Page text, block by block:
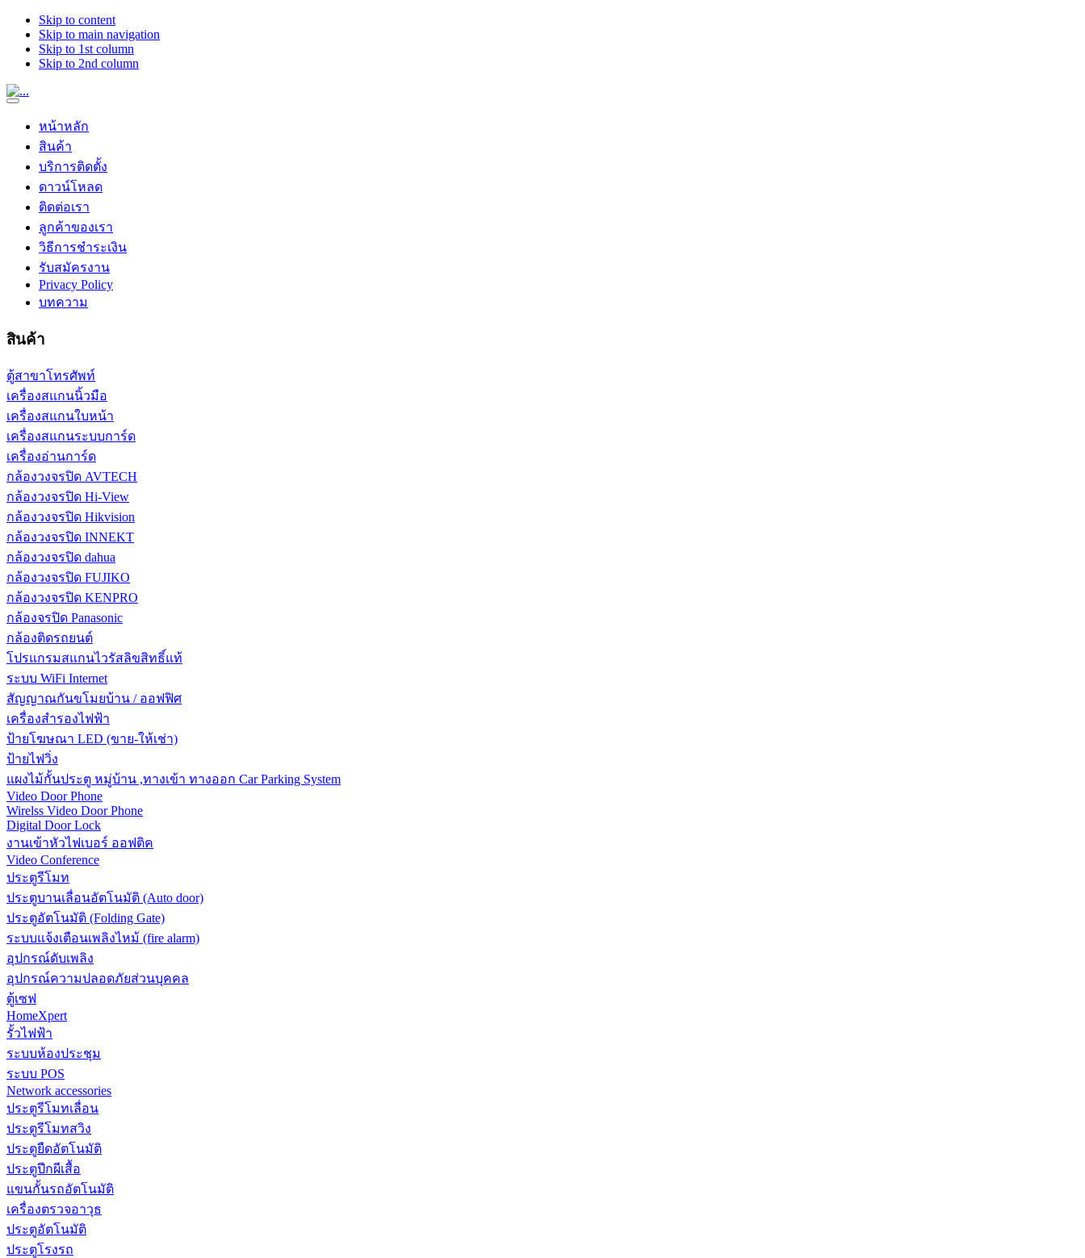
Skip to content
Skip to main navigation
Skip to 1st column
Skip to 2nd column
หน้าหลัก
สินค้า
บริการติดตั้ง
ดาวน์โหลด
ติดต่อเรา
ลูกค้าของเรา
วิธีการชำระเงิน
รับสมัครงาน
Privacy Policy
บทความ
สินค้า
ตู้สาขาโทรศัพท์
เครื่องสแกนนิ้วมือ
เครื่องสแกนใบหน้า
เครื่องสแกนระบบการ์ด
เครื่องอ่านการ์ด
กล้องวงจรปิด AVTECH
กล้องวงจรปิด Hi-View
กล้องวงจรปิด Hikvision
กล้องวงจรปิด INNEKT
กล้องวงจรปิด dahua
กล้องวงจรปิด FUJIKO
กล้องวงจรปิด KENPRO
กล้องจรปิด Panasonic
กล้องติดรถยนต์
โปรแกรมสแกนไวรัสลิขสิทธิ์แท้
ระบบ WiFi Internet
สัญญาณกันขโมยบ้าน / ออฟฟิศ
เครื่องสำรองไฟฟ้า
ป้ายโฆษณา LED (ขาย-ให้เช่า)
ป้ายไฟวิ่ง
แผงไม้กั้นประตู หมู่บ้าน ,ทางเข้า ทางออก Car Parking System
Video Door Phone
Wirelss Video Door Phone
Digital Door Lock
งานเข้าหัวไฟเบอร์ ออฟติค
Video Conference
ประตูรีโมท
ประตูบานเลื่อนอัตโนมัติ (Auto door)
ประตูอัตโนมัติ (Folding Gate)
ระบบแจ้งเตือนเพลิงไหม้ (fire alarm)
อุปกรณ์ดับเพลิง
อุปกรณ์ความปลอดภัยส่วนบุคคล
ตู้เซฟ
HomeXpert
รั้วไฟฟ้า
ระบบห้องประชุม
ระบบ POS
Network accessories
ประตูรีโมทเลื่อน
ประตูรีโมทสวิง
ประตูยืดอัตโนมัติ
ประตูปีกผีเสื้อ
แขนกั้นรถอัตโนมัติ
เครื่องตรวจอาวุธ
ประตูอัตโนมัติ
ประตูโรงรถ